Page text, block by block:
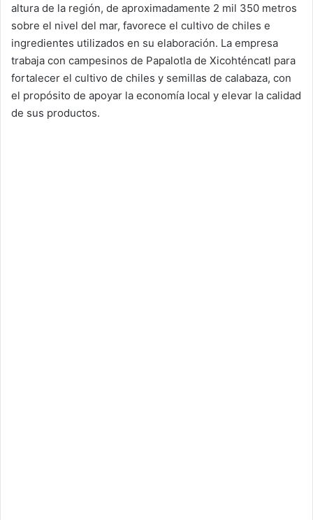
altura de la región, de aproximadamente 2 mil 350 metros
sobre el nivel del mar, favorece el cultivo de chiles e
ingredientes utilizados en su elaboración. La empresa
trabaja con campesinos de Papalotla de Xicohténcatl para
fortalecer el cultivo de chiles y semillas de calabaza, con
el propósito de apoyar la economía local y elevar la calidad
de sus productos.